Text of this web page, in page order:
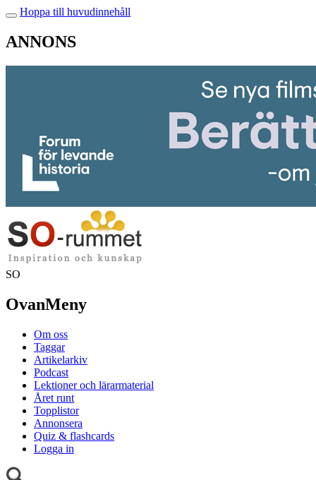
Hoppa till huvudinnehåll
ANNONS
SO
OvanMeny
Om oss
Taggar
Artikelarkiv
Podcast
Lektioner och lärarmaterial
Året runt
Topplistor
Annonsera
Quiz & flashcards
Logga in